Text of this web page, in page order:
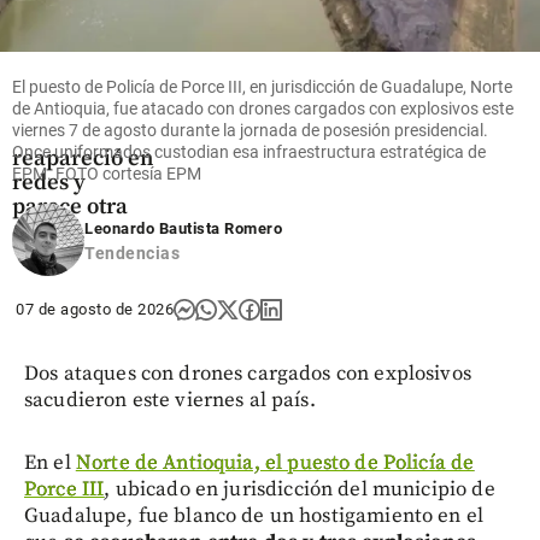
Entretenimiento
¡Está muy
cambiada!
Epa Colombia
reapareció en
redes y
parece otra
share
El puesto de Policía de Porce III, en jurisdicción de Guadalupe, Norte
de Antioquia, fue atacado con drones cargados con explosivos este
viernes 7 de agosto durante la jornada de posesión presidencial.
Once uniformados custodian esa infraestructura estratégica de
EPM. FOTO cortesía EPM
Leonardo Bautista Romero
Tendencias
07 de agosto de 2026
Dos ataques con drones cargados con explosivos
sacudieron este viernes al país.
En elNorte de Antioquia, el puesto de Policía de
Porce III, ubicado en jurisdicción del municipio de
Guadalupe, fue blanco de un hostigamiento en el